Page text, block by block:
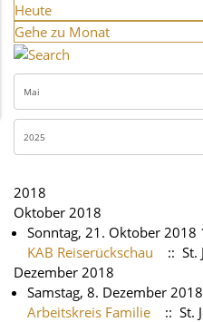
Heute
Gehe zu Monat
2018
Oktober 2018
Sonntag, 21. Oktober 2018
KAB Reiserückschau
:: St.
Dezember 2018
Samstag, 8. Dezember
Arbeitskreis Familie
:: St.